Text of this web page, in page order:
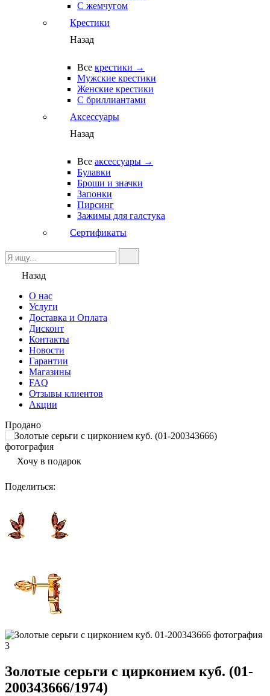
С жемчугом
Крестики
Назад
Все крестики →
Мужские крестики
Женские крестики
С бриллиантами
Аксессуары
Назад
Все аксессуары →
Булавки
Броши и значки
Запонки
Пирсинг
Зажимы для галстука
Сертификаты
Назад
О нас
Услуги
Доставка и Оплата
Дисконт
Контакты
Новости
Гарантии
Магазины
FAQ
Отзывы клиентов
Акции
Продано
Хочу в подарок
Поделиться:
Золотые серьги с цирконием куб. (01-
200343666/1974)